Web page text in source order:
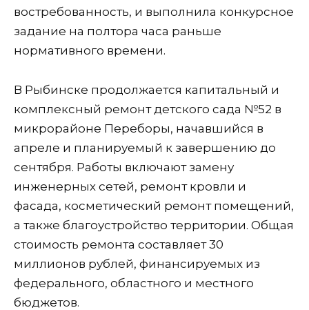
востребованность, и выполнила конкурсное
задание на полтора часа раньше
нормативного времени.
В Рыбинске продолжается капитальный и
комплексный ремонт детского сада №52 в
микрорайоне Переборы, начавшийся в
апреле и планируемый к завершению до
сентября. Работы включают замену
инженерных сетей, ремонт кровли и
фасада, косметический ремонт помещений,
а также благоустройство территории. Общая
стоимость ремонта составляет 30
миллионов рублей, финансируемых из
федерального, областного и местного
бюджетов.